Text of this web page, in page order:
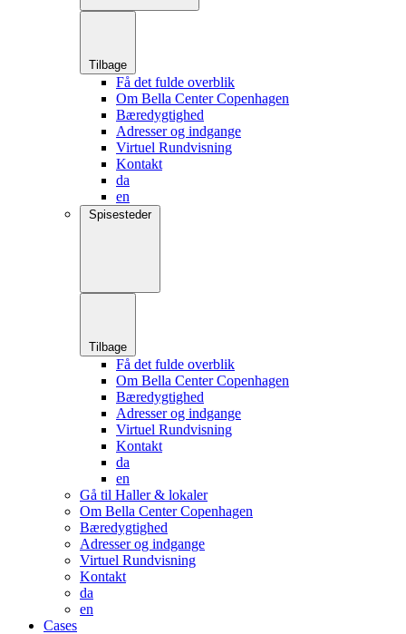
Tilbage
Få det fulde overblik
Om Bella Center Copenhagen
Bæredygtighed
Adresser og indgange
Virtuel Rundvisning
Kontakt
da
en
Spisesteder
Tilbage
Få det fulde overblik
Om Bella Center Copenhagen
Bæredygtighed
Adresser og indgange
Virtuel Rundvisning
Kontakt
da
en
Gå til Haller & lokaler
Om Bella Center Copenhagen
Bæredygtighed
Adresser og indgange
Virtuel Rundvisning
Kontakt
da
en
Cases